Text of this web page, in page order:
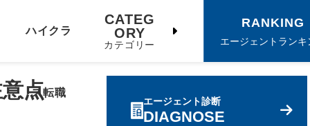
ハイクラ
ス転職
CATEG
ORY
カテゴリー
RANKING
エージェントランキ
点
エージェント診断
DIAGNOSE